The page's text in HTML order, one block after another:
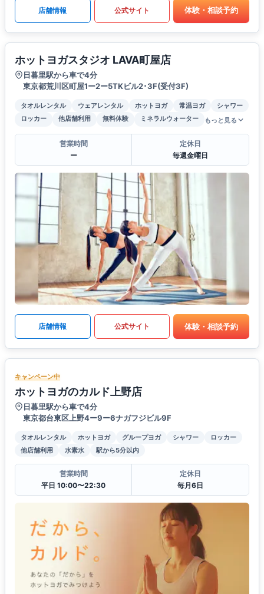
店舗情報 公式サイト 体験・相談予約
ホットヨガスタジオ LAVA町屋店
日暮里駅から車で4分
東京都荒川区町屋1ー2ー5TKビル2･3F(受付3F)
タオルレンタル ウェアレンタル ホットヨガ 常温ヨガ
シャワー
ロッカー
他店舗利用 無料体験 ミネラルウォーター もっと見る
営業時間
ー
定休日
毎週金曜日
店舗情報 公式サイト 体験・相談予約
キャンペーン中
ホットヨガのカルド上野店
日暮里駅から車で4分
東京都台東区上野4ー9ー6ナガフジビル9F
タオルレンタル ホットヨガ グループヨガ シャワー
ロッカー
他店舗利用
水素水 駅から5分以内
営業時間
平日 10:00〜22:30
定休日
毎月6日